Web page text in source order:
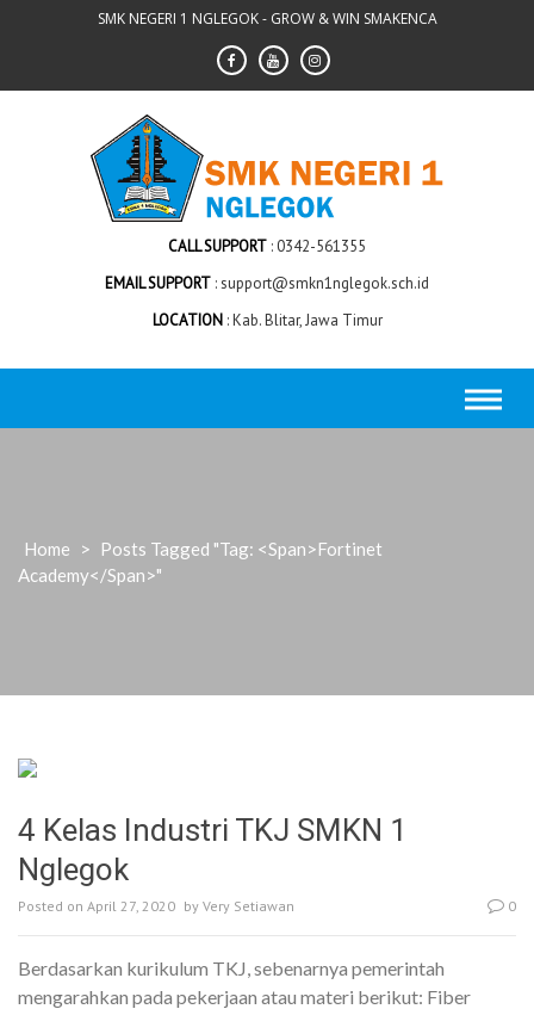
SMK NEGERI 1 NGLEGOK - GROW & WIN SMAKENCA
CALL SUPPORT 0342-561355
EMAIL SUPPORT support@smkn1nglegok.sch.id
LOCATION Kab. Blitar, Jawa Timur
Home >
Posts Tagged "Tag: <span>fortinet
Academy</span>"
4 Kelas Industri TKJ SMKN 1
Nglegok
Posted on April 27, 2020 by Very Setiawan 0
Berdasarkan kurikulum TKJ, sebenarnya pemerintah
mengarahkan pada pekerjaan atau materi berikut: Fiber